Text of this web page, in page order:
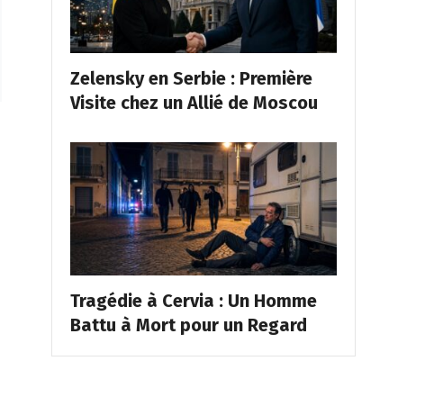
Zelensky en Serbie : Première
Visite chez un Allié de Moscou
Tragédie à Cervia : Un Homme
Battu à Mort pour un Regard